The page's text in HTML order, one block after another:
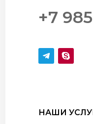
+7
НАШИ